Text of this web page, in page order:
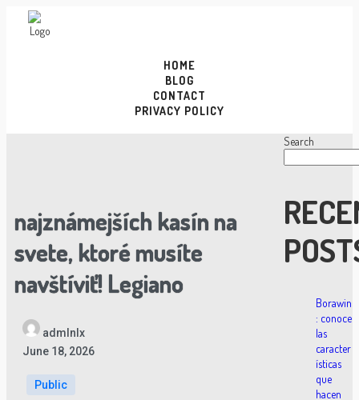
HOME
BLOG
CONTACT
PRIVACY POLICY
najznámejších kasín na
svete, ktoré musíte
navštíviť! Legiano
admlnlx
June 18, 2026
Public
Search
Borawin
: conoce
las
caracter
ísticas
que
hacen